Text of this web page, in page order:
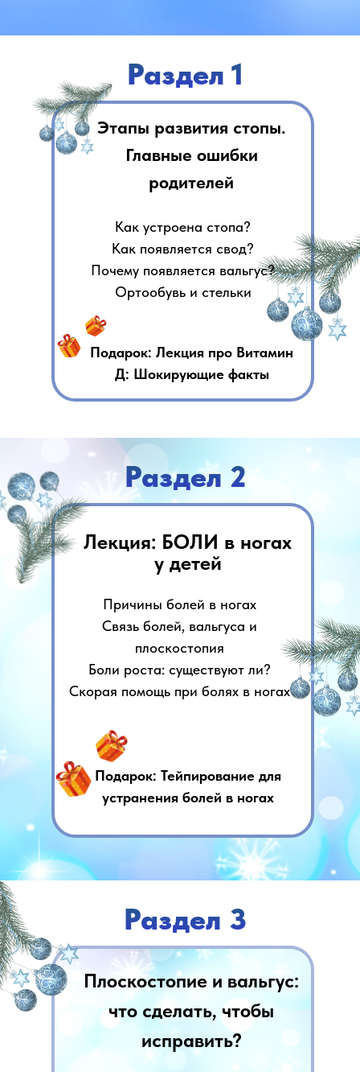
Раздел 1
Этапы развития стопы.
Главные ошибки
родителей
Как устроена стопа?
Как появляется свод?
Почему появляется вальгус?
Ортообувь и стельки
Подарок: Лекция про Витамин
Д: Шокирующие факты
Раздел 2
Лекция: БОЛИ в ногах
у детей
Причины болей в ногах
Связь болей, вальгуса и
плоскостопия
Боли роста: существуют ли?
Скорая помощь при болях в ногах
Подарок: Тейпирование для
устранения болей в ногах
Раздел 3
Плоскостопие и вальгус:
что сделать, чтобы
исправить?